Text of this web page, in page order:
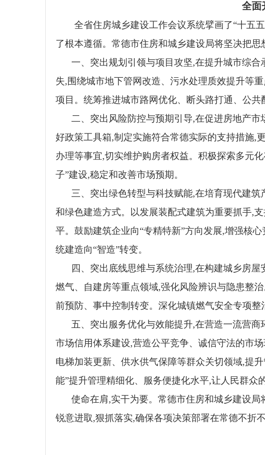
全面
全省住房城乡建设工作会议系统擘画了“十五
了根本遵循。常德市住房和城乡建设局将坚决把
一、突出规划引领与项目攻坚,在提升城市综
失,围绕城市地下管网改造、污水处理质效提升等
项目。统筹推进城市路网优化、断头路打通、公共
二、突出风险防控与预期引导,在促进房地产
好政策工具箱,制定实施符合常德实际的支持措施,
办理等事宜,切实维护购房者权益。积极探索多元
子”建设,稳定和改善市场预期。
三、突出绿色转型与科技赋能,在培育现代建
和绿色建造方式。以发展装配式建筑为重要抓手,
平。鼓励建筑企业向“专精特新”方向发展,增强核
统建造向“智造”转变。
四、突出底线思维与系统治理,在构建城乡房
燃气、自建房等重点领域,强化风险辨识与隐患整
前预防、事中控制转变。深化城镇燃气安全专项
五、突出服务优化与效能提升,在营造一流营
市场信用体系建设,营造公平竞争、诚信守法的市
电梯加装更新、供水供气保障等群众关切领域,提
能”提升管理精细化、服务便捷化水平,让人民群众
使命在肩,实干为要。常德市住房和城乡建设
锐意进取,狠抓落实,确保各项决策部署在常德不折